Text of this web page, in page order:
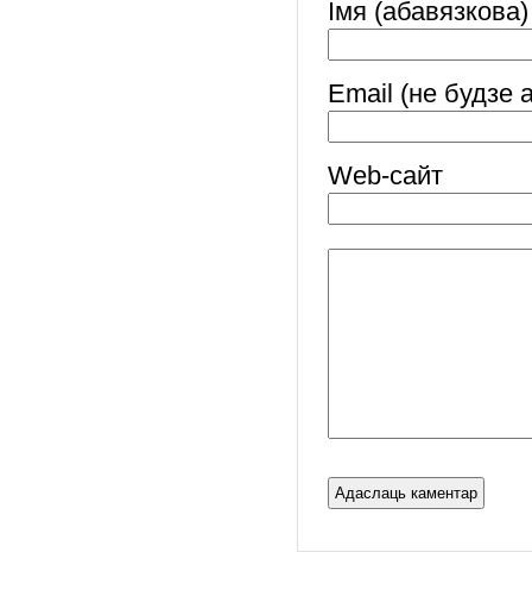
Імя (абавязкова)
Email (не будзе
Web-cайт